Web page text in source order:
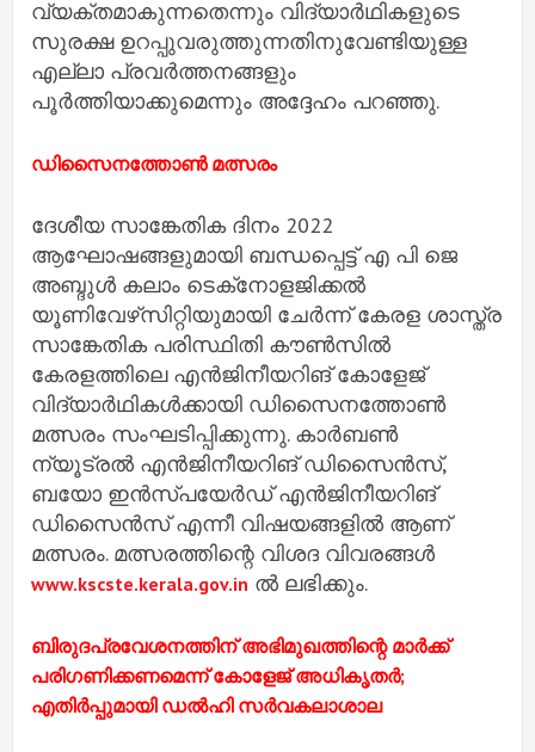
വ്യക്തമാകുന്നതെന്നും വിദ്യാര്‍ഥികളുടെ
സുരക്ഷ ഉറപ്പുവരുത്തുന്നതിനുവേണ്ടിയുള്ള
എല്ലാ പ്രവര്‍ത്തനങ്ങളും
പൂര്‍ത്തിയാക്കുമെന്നും അദ്ദേഹം പറഞ്ഞു.
ഡിസൈനത്തോൺ മത്സരം
ദേശീയ സാങ്കേതിക ദിനം 2022
ആഘോഷങ്ങളുമായി ബന്ധപ്പെട്ട് എ പി ജെ
അബ്ദുൾ കലാം ടെക്‌നോളജിക്കൽ
യൂണിവേഴ്‌സിറ്റിയുമായി ചേർന്ന് കേരള ശാസ്ത്ര
സാങ്കേതിക പരിസ്ഥിതി കൗൺസിൽ
കേരളത്തിലെ എൻജിനീയറിങ് കോളേജ്
വിദ്യാർഥികൾക്കായി ഡിസൈനത്തോൺ
മത്സരം സംഘടിപ്പിക്കുന്നു. കാർബൺ
ന്യൂട്രൽ എൻജിനീയറിങ് ഡിസൈൻസ്,
ബയോ ഇൻസ്പയേർഡ് എൻജിനീയറിങ്
ഡിസൈൻസ് എന്നീ വിഷയങ്ങളിൽ ആണ്
മത്സരം. മത്സരത്തിന്റെ വിശദ വിവരങ്ങൾ
www.kscste.kerala.gov.in ൽ ലഭിക്കും.
ബിരുദപ്രവേശനത്തിന് അഭിമുഖത്തിന്റെ മാർക്ക്
പരിഗണിക്കണമെന്ന് കോളേജ് അധികൃതർ;
എതിർപ്പുമായി ഡൽഹി സർവകലാശാല